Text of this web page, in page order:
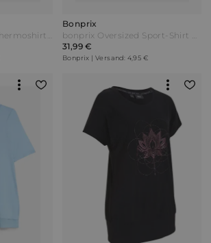
bonprix Geripptes Thermoshirt Grau
Bonprix
bonprix Oversized Sport-Shirt mit Kapuze schnelltrocknend Grün
31,99 €
Bonprix | Versand: 4,95 €